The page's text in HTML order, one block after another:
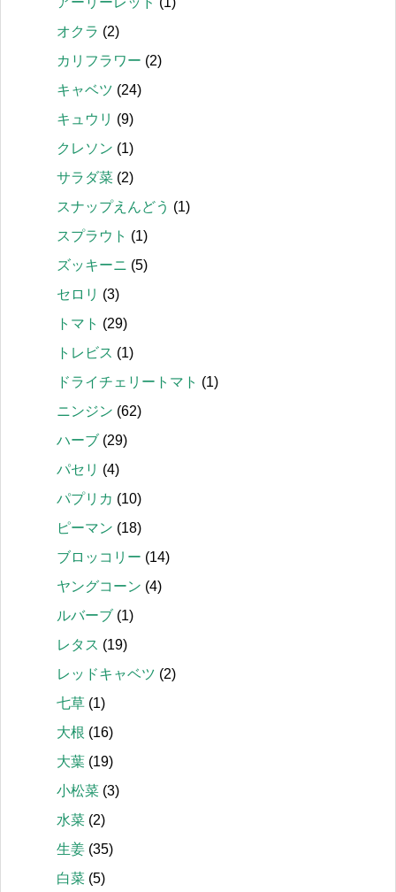
オクラ (2)
カリフラワー (2)
キャベツ (24)
キュウリ (9)
クレソン (1)
サラダ菜 (2)
スナップえんどう (1)
スプラウト (1)
ズッキーニ (5)
セロリ (3)
トマト (29)
トレビス (1)
ドライチェリートマト (1)
ニンジン (62)
ハーブ (29)
パセリ (4)
パプリカ (10)
ピーマン (18)
ブロッコリー (14)
ヤングコーン (4)
ルバーブ (1)
レタス (19)
レッドキャベツ (2)
七草 (1)
大根 (16)
大葉 (19)
小松菜 (3)
水菜 (2)
生姜 (35)
白菜 (5)